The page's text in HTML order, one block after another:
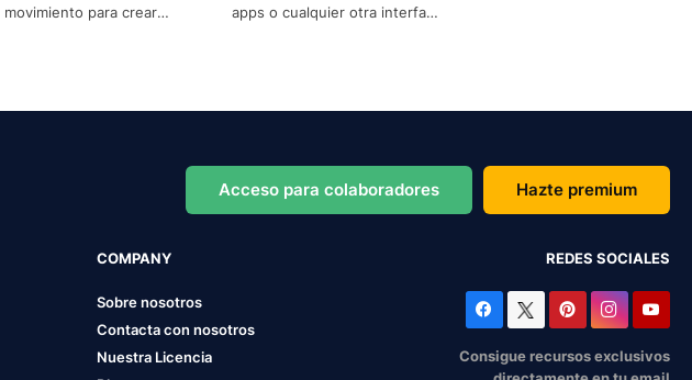
movimiento para crear
apps o cualquier otra interfaz
Acceso para colaboradores Hazte premium
COMPANY
Sobre nosotros
Contacta con nosotros
Nuestra Licencia
REDES SOCIALES
Consigue recursos exclusivos